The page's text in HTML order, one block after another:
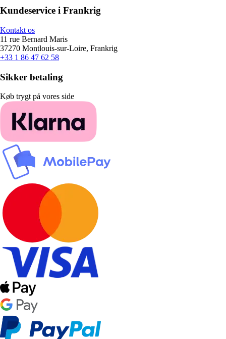
Kundeservice i Frankrig
Kontakt os
11 rue Bernard Maris
37270 Montlouis-sur-Loire, Frankrig
+33 1 86 47 62 58
Sikker betaling
Køb trygt på vores side